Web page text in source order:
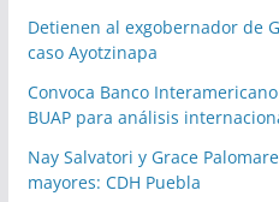
Detienen al exgobernador de
caso Ayotzinapa
Convoca Banco
BUAP para análisis
Nay Salvatori y Grace
mayores: CDH Puebla